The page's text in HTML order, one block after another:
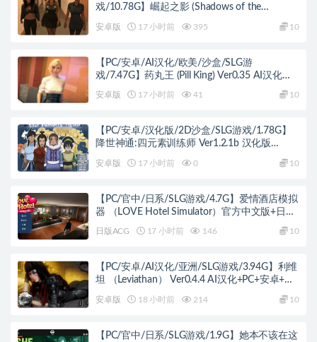
戏/10.78G】崛起之影 (Shadows of the
Ascendant) Day 3 August AI汉化版 PC+安卓
+欧美3D SLG+10.78G
安卓版 17 小时前 395 10
【PC/安卓/AI汉化/欧美/沙盒/SLG游
戏/7.47G】药丸王 (Pill King) Ver0.35 AI汉化版
安卓版 17 小时前 41 10
【PC/安卓/汉化版/2D沙盒/SLG游戏/1.78G】
降世神通:四元素训练师 Ver1.2.1b 汉化版
安卓版 17 小时前 0 10
【PC/官中/日系/SLG游戏/4.7G】爱情酒店模拟
器 （LOVE Hotel Simulator）官方中文版+日系
SLG游戏+4.7G
日版ACG 17 小时前 146 10
【PC/安卓/AI汉化/亚洲/SLG游戏/3.94G】利维
坦 （Leviathan） Ver0.4.4 AI汉化+PC+安卓+亚
安卓版 18 小时前 214 10
【PC/官中/日系/SLG游戏/1.9G】她本不该在这